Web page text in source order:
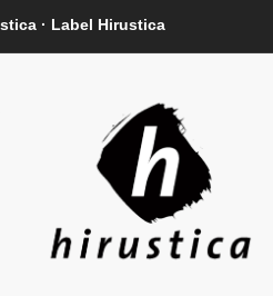
· Label Hirustica